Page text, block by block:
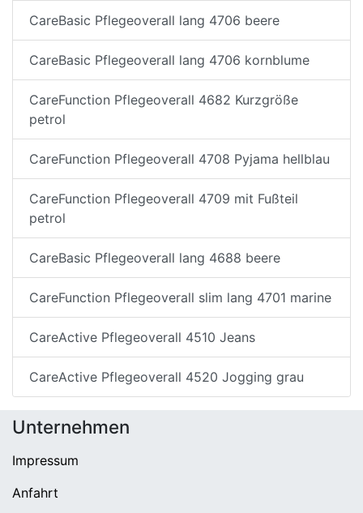
CareBasic Pflegeoverall lang 4706 beere
CareBasic Pflegeoverall lang 4706 kornblume
CareFunction Pflegeoverall 4682 Kurzgröße
petrol
CareFunction Pflegeoverall 4708 Pyjama hellblau
CareFunction Pflegeoverall 4709 mit Fußteil
petrol
CareBasic Pflegeoverall lang 4688 beere
CareFunction Pflegeoverall slim lang 4701 marine
CareActive Pflegeoverall 4510 Jeans
CareActive Pflegeoverall 4520 Jogging grau
Unternehmen
Impressum
Anfahrt